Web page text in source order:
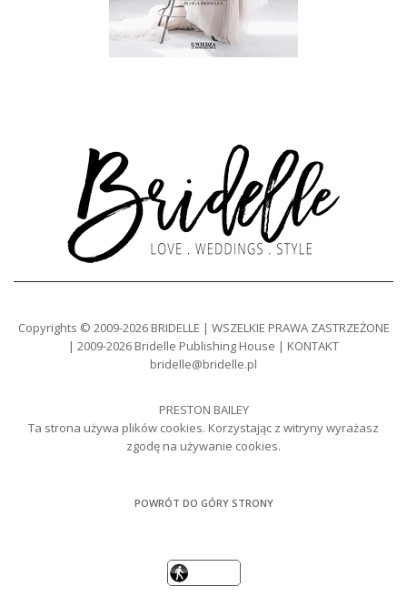
Copyrights © 2009-2026 BRIDELLE | WSZELKIE PRAWA ZASTRZEŻONE
| 2009-2026 Bridelle Publishing House | KONTAKT
bridelle@bridelle.pl
PRESTON BAILEY
Ta strona używa plików cookies. Korzystając z witryny wyrażasz
zgodę na używanie cookies.
POWRÓT DO GÓRY STRONY